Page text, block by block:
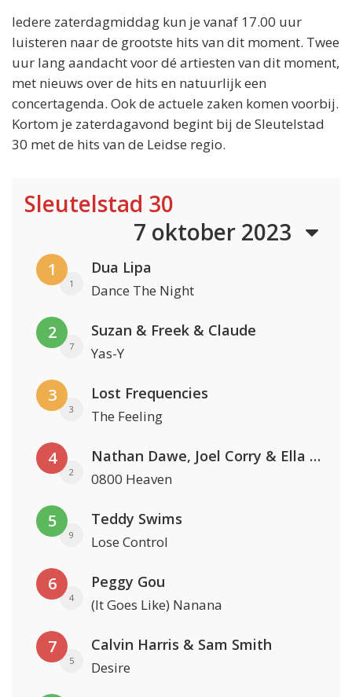
Iedere zaterdagmiddag kun je vanaf 17.00 uur
luisteren naar de grootste hits van dit moment. Twee
uur lang aandacht voor dé artiesten van dit moment,
met nieuws over de hits en natuurlijk een
concertagenda. Ook de actuele zaken komen voorbij.
Kortom je zaterdagavond begint bij de Sleutelstad
30 met de hits van de Leidse regio.
Sleutelstad 30
7 oktober 2023
1
1
Dua Lipa
Dance The Night
2
7
Suzan & Freek & Claude
Yas-Y
3
3
Lost Frequencies
The Feeling
4
2
Nathan Dawe, Joel Corry & Ella Henderson
0800 Heaven
5
9
Teddy Swims
Lose Control
6
4
Peggy Gou
(It Goes Like) Nanana
7
5
Calvin Harris & Sam Smith
Desire